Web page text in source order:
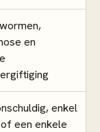
en
enkel
een enkele